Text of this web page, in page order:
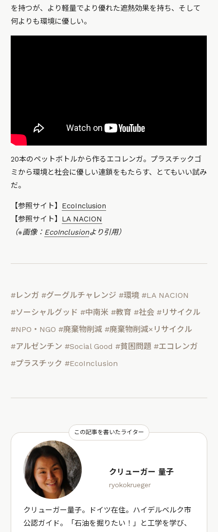
を持つが、より軽量でより優れた遮熱効果を持ち、そして
何よりも環境に優しい。
20本のペットボトルから作るエコレンガ。プラスチックゴ
ミから環境と社会に優しい連鎖をもたらす、とてもいい試み
だ。
【参照サイト】 EcoInclusion
【参照サイト】 LA NACION
（※画像： EcoInclusionより引用）
#レンガ #グーグルチャレンジ #環境 #LA NACION
#ソーシャルグッド #中南米 #教育 #社会 #リサイクル
#NPO・NGO #廃棄物削減 #廃棄物削減×リサイクル
#アルゼンチン #Social Good #貧困問題 #エコレンガ
#プラスチック #EcoInclusion
この記事を書いたライター
クリューガー 量子
ryokokrueger
クリューガー量子。ドイツ在住。ハイデルベルク市
公認ガイド。「石油を掘りたい！」と工学を学び、